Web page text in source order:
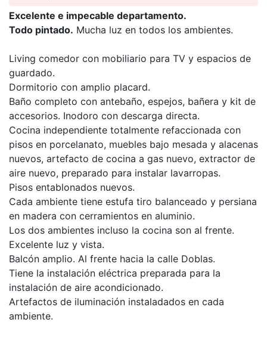
Excelente e impecable departamento.
Todo pintado. Mucha luz en todos los ambientes.
Living comedor con mobiliario para TV y espacios de
guardado.
Dormitorio con amplio placard.
Baño completo con antebaño, espejos, bañera y kit de
accesorios. Inodoro con descarga directa.
Cocina independiente totalmente refaccionada con
pisos en porcelanato, muebles bajo mesada y alacenas
nuevos, artefacto de cocina a gas nuevo, extractor de
aire nuevo, preparado para instalar lavarropas.
Pisos entablonados nuevos.
Cada ambiente tiene estufa tiro balanceado y persiana
en madera con cerramientos en aluminio.
Los dos ambientes incluso la cocina son al frente.
Excelente luz y vista.
Balcón amplio. Al frente hacia la calle Doblas.
Tiene la instalación eléctrica preparada para la
instalación de aire acondicionado.
Artefactos de iluminación instaladados en cada
ambiente.